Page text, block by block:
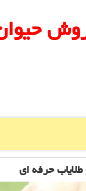
حرفه ای